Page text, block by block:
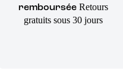
remboursée Retours
gratuits sous 30 jours